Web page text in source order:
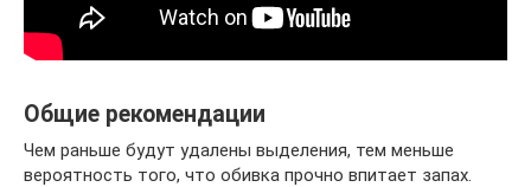
Общие рекомендации
Чем раньше будут удалены выделения, тем меньше
вероятность того, что обивка прочно впитает запах.